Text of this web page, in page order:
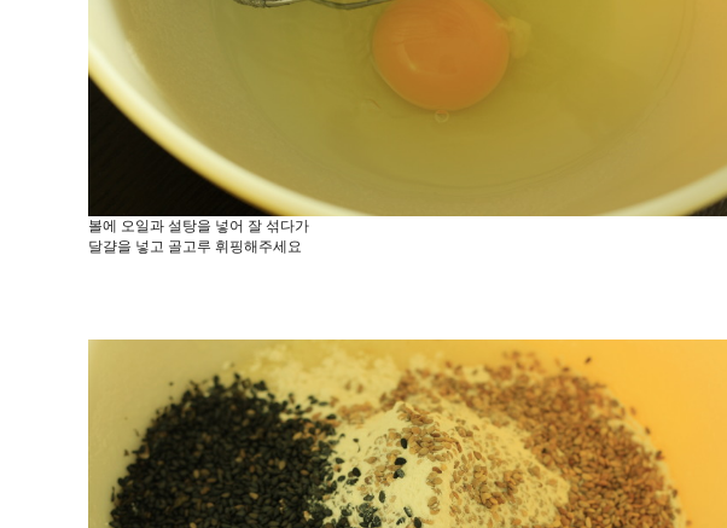
볼에 오일과 설탕을 넣어 잘 섞다가
달걀을 넣고 골고루 휘핑해주세요